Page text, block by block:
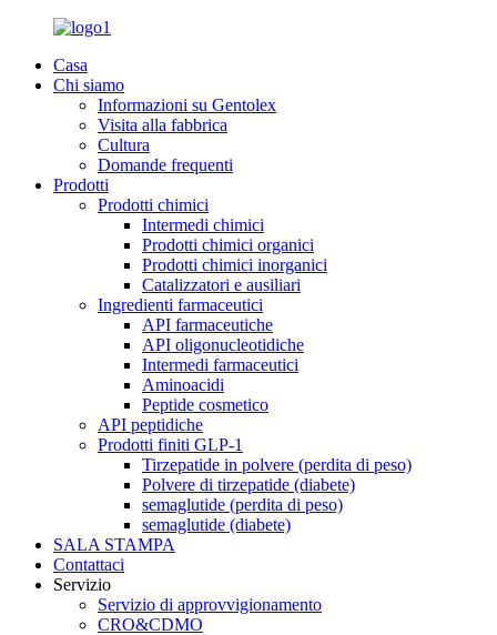
Casa
Chi siamo
Informazioni su Gentolex
Visita alla fabbrica
Cultura
Domande frequenti
Prodotti
Prodotti chimici
Intermedi chimici
Prodotti chimici organici
Prodotti chimici inorganici
Catalizzatori e ausiliari
Ingredienti farmaceutici
API farmaceutiche
API oligonucleotidiche
Intermedi farmaceutici
Aminoacidi
Peptide cosmetico
API peptidiche
Prodotti finiti GLP-1
Tirzepatide in polvere (perdita di peso)
Polvere di tirzepatide (diabete)
semaglutide (perdita di peso)
semaglutide (diabete)
SALA STAMPA
Contattaci
Servizio
Servizio di approvvigionamento
CRO&CDMO